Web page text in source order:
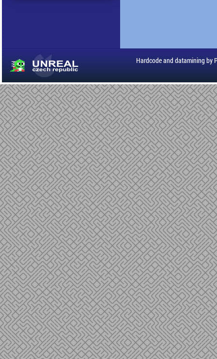
Hardcode and datamining by